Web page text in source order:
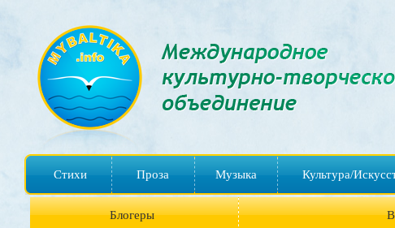
Стихи Проза Музыка Культура/
Блогеры